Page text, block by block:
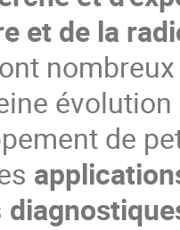
et de la
de